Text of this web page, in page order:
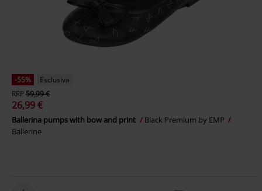
-55%
Esclusiva
RRP59,99 €
26,99 €
Ballerina pumps with bow and print
Black Premium by EMP
Ballerine